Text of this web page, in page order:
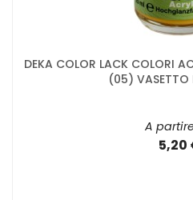
DEKA COLOR LACK COLORI
(05) VASETTO
A
5,20